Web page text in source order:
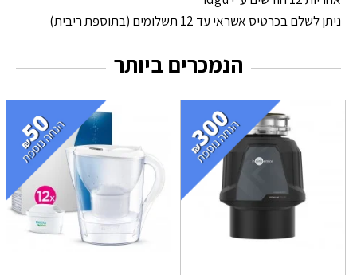
ניתן לשלם בכרטיס אשראי עד 12 תשלומים (בתוספת ריבית)
הנמכרים ביותר